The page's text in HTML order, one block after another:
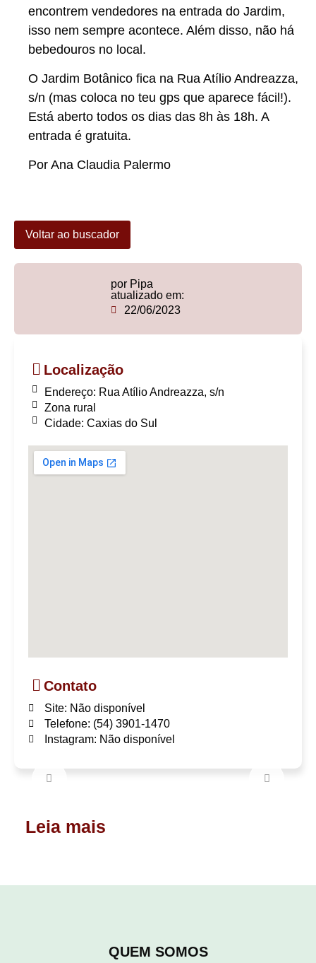
encontrem vendedores na entrada do Jardim,
isso nem sempre acontece. Além disso, não há
bebedouros no local.
O Jardim Botânico fica na Rua Atílio Andreazza,
s/n (mas coloca no teu gps que aparece fácil!).
Está aberto todos os dias das 8h às 18h. A
entrada é gratuita.
Por Ana Claudia Palermo
Voltar ao buscador
por Pipa
atualizado em:
22/06/2023
Localização
Endereço: Rua Atílio Andreazza, s/n
Zona rural
Cidade: Caxias do Sul
Contato
Site: Não disponível
Telefone: (54) 3901-1470
Instagram: Não disponível
Leia mais
QUEM SOMOS